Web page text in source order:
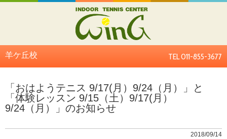
羊ケ丘校 TEL 011-855-3677
「おはようテニス 9/17(月）9/24（月）」と
「体験レッスン 9/15（土）9/17(月）
9/24（月）」のお知らせ
2018/09/14